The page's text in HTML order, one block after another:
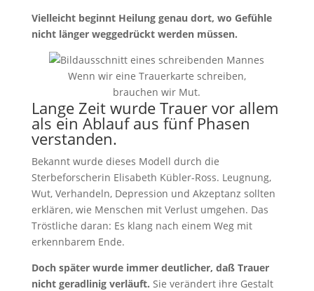
Vielleicht beginnt Heilung genau dort, wo Gefühle
nicht länger weggedrückt werden müssen.
Wenn wir eine Trauerkarte schreiben,
brauchen wir Mut.
Lange Zeit wurde Trauer vor allem
als ein Ablauf aus fünf Phasen
verstanden.
Bekannt wurde dieses Modell durch die
Sterbeforscherin Elisabeth Kübler-Ross. Leugnung,
Wut, Verhandeln, Depression und Akzeptanz sollten
erklären, wie Menschen mit Verlust umgehen. Das
Tröstliche daran: Es klang nach einem Weg mit
erkennbarem Ende.
Doch später wurde immer deutlicher, daß Trauer
nicht geradlinig verläuft. Sie verändert ihre Gestalt